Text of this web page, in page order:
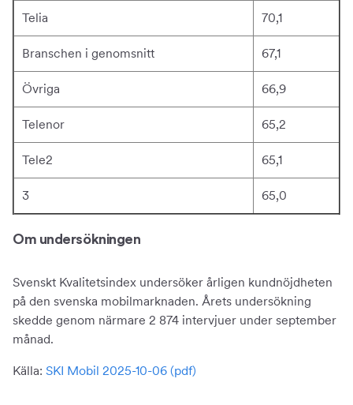
Telia 70,1
Branschen i genomsnitt 67,1
Övriga 66,9
Telenor 65,2
Tele2 65,1
3 65,0
Om undersökningen
Svenskt Kvalitetsindex undersöker årligen kundnöjdheten
på den svenska mobilmarknaden. Årets undersökning
skedde genom närmare 2 874 intervjuer under september
månad.
Källa: SKI Mobil 2025-10-06 (pdf)